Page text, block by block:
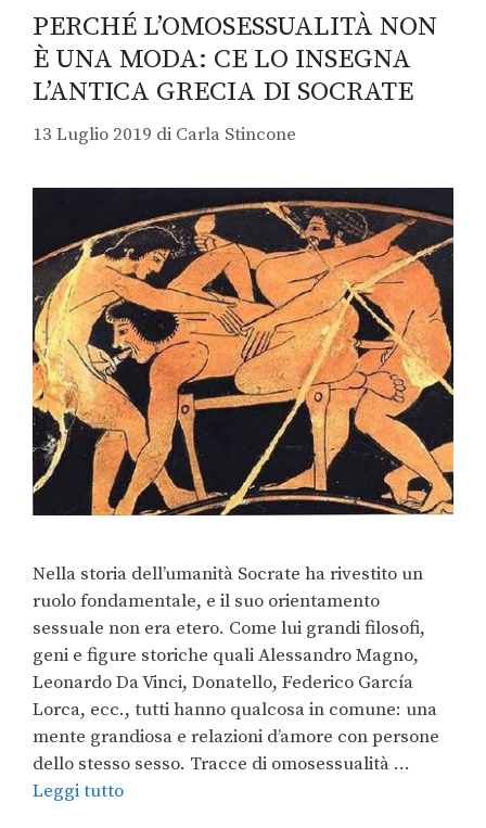
PERCHÉ L’OMOSESSUALITÀ NON
È UNA MODA: CE LO INSEGNA
L’ANTICA GRECIA DI SOCRATE
13 Luglio 2019 di Carla Stincone
Nella storia dell’umanità Socrate ha rivestito un
ruolo fondamentale, e il suo orientamento
sessuale non era etero. Come lui grandi filosofi,
geni e figure storiche quali Alessandro Magno,
Leonardo Da Vinci, Donatello, Federico García
Lorca, ecc., tutti hanno qualcosa in comune: una
mente grandiosa e relazioni d’amore con persone
dello stesso sesso. Tracce di omosessualità …
Leggi tutto